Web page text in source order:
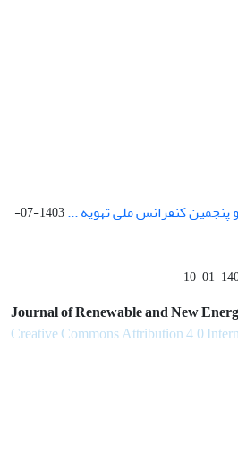
پنجمین کنفرانس ملی تهویه ...
1403-07-
1401-
Journal of Renewable and New
Creative Commons Attribution 4.0